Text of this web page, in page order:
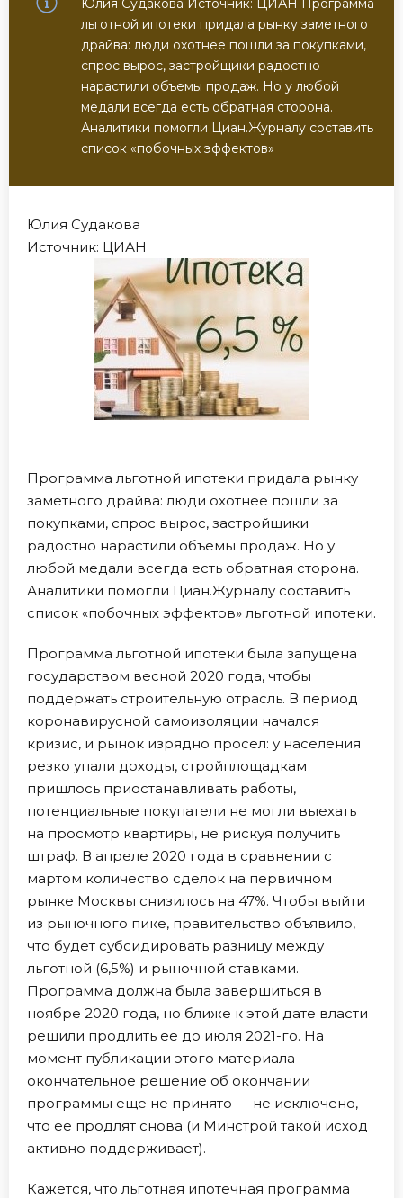
Юлия Судакова Источник: ЦИАН Программа
льготной ипотеки придала рынку заметного
драйва: люди охотнее пошли за покупками,
спрос вырос, застройщики радостно
нарастили объемы продаж. Но у любой
медали всегда есть обратная сторона.
Аналитики помогли Циан.Журналу составить
список «побочных эффектов»
Юлия Судакова
Источник: ЦИАН
Программа льготной ипотеки придала рынку
заметного драйва: люди охотнее пошли за
покупками, спрос вырос, застройщики
радостно нарастили объемы продаж. Но у
любой медали всегда есть обратная сторона.
Аналитики помогли Циан.Журналу составить
список «побочных эффектов» льготной ипотеки.
Программа льготной ипотеки была запущена
государством весной 2020 года, чтобы
поддержать строительную отрасль. В период
коронавирусной самоизоляции начался
кризис, и рынок изрядно просел: у населения
резко упали доходы, стройплощадкам
пришлось приостанавливать работы,
потенциальные покупатели не могли выехать
на просмотр квартиры, не рискуя получить
штраф. В апреле 2020 года в сравнении с
мартом количество сделок на первичном
рынке Москвы снизилось на 47%. Чтобы выйти
из рыночного пике, правительство объявило,
что будет субсидировать разницу между
льготной (6,5%) и рыночной ставками.
Программа должна была завершиться в
ноябре 2020 года, но ближе к этой дате власти
решили продлить ее до июля 2021-го. На
момент публикации этого материала
окончательное решение об окончании
программы еще не принято — не исключено,
что ее продлят снова (и Минстрой такой исход
активно поддерживает).
Кажется, что льготная ипотечная программа